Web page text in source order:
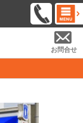
お問合せ